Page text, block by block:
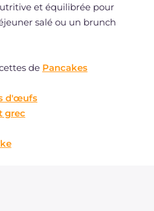
et équilibrée pour
salé ou un brunch
de Pancakes
d'œufs
grec